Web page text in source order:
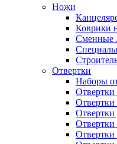
Ножи
Коврики
Сменные
Отвертки
Наборы
Отвертки
Отвертки
Отвертки